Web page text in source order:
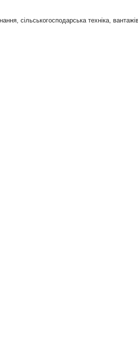
сільськогосподарська техніка,